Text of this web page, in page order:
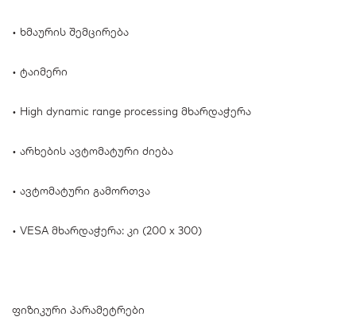
• ხმაურის შემცირება
• ტაიმერი
• High dynamic range processing მხარდაჭერა
• არხების ავტომატური ძიება
• ავტომატური გამორთვა
• VESA მხარდაჭერა: კი (200 x 300)
ფიზიკური პარამეტრები